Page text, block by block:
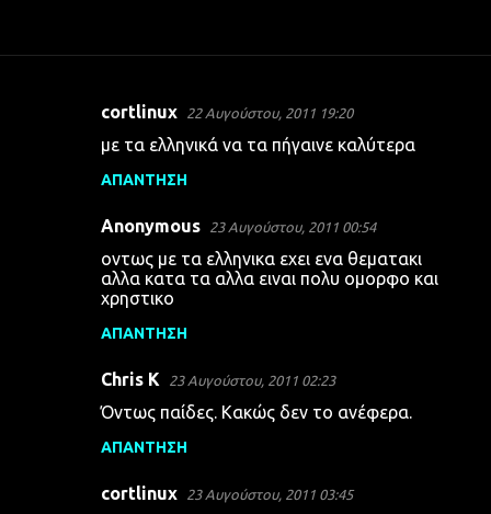
cortlinux 22 Αυγούστου, 2011 19:20
με τα ελληνικά να τα πήγαινε καλύτερα
ΑΠΆΝΤΗΣΗ
Anonymous 23 Αυγούστου, 2011 00:54
οντως με τα ελληνικα εχει ενα θεματακι
αλλα κατα τα αλλα ειναι πολυ ομορφο και
χρηστικο
ΑΠΆΝΤΗΣΗ
Chris K 23 Αυγούστου, 2011 02:23
Όντως παίδες. Κακώς δεν το ανέφερα.
ΑΠΆΝΤΗΣΗ
cortlinux 23 Αυγούστου, 2011 03:45